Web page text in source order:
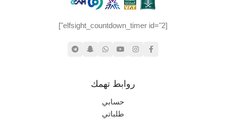
حالة العلبة
[elfsight_countdown_timer id="2"]
روابط تهمك
حسابي
طلباتي